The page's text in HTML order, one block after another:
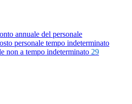
annuale del personale
personale tempo indeterminato
non a tempo indeterminato 29